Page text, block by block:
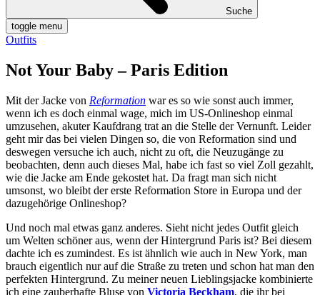
Suche
toggle menu
Outfits
Not Your Baby – Paris Edition
Mit der Jacke von Reformation war es so wie sonst auch immer,
wenn ich es doch einmal wage, mich im US-Onlineshop einmal
umzusehen, akuter Kaufdrang trat an die Stelle der Vernunft. Leider
geht mir das bei vielen Dingen so, die von Reformation sind und
deswegen versuche ich auch, nicht zu oft, die Neuzugänge zu
beobachten, denn auch dieses Mal, habe ich fast so viel Zoll gezahlt,
wie die Jacke am Ende gekostet hat. Da fragt man sich nicht
umsonst, wo bleibt der erste Reformation Store in Europa und der
dazugehörige Onlineshop?
Und noch mal etwas ganz anderes. Sieht nicht jedes Outfit gleich
um Welten schöner aus, wenn der Hintergrund Paris ist? Bei diesem
dachte ich es zumindest. Es ist ähnlich wie auch in New York, man
brauch eigentlich nur auf die Straße zu treten und schon hat man den
perfekten Hintergrund. Zu meiner neuen Lieblingsjacke kombinierte
ich eine zauberhafte Bluse von Victoria Beckham, die ihr bei